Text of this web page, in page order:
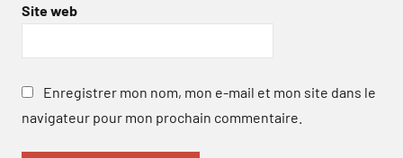
Site web
Enregistrer mon nom, mon e-mail et mon site dans le
navigateur pour mon prochain commentaire.